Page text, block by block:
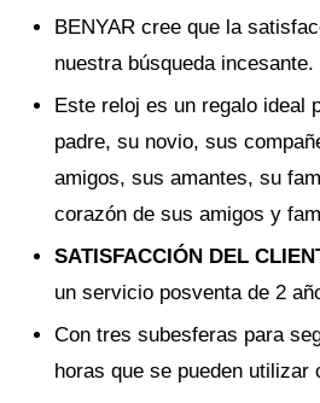
BENYAR cree que la
nuestra búsqueda incesante.
Este reloj es un regalo ideal
padre, su novio, sus
amigos, sus amantes, su
corazón de sus amigos y
SATISFACCIÓN DEL
un servicio posventa de 2
Con tres subesferas para
horas que se pueden utilizar